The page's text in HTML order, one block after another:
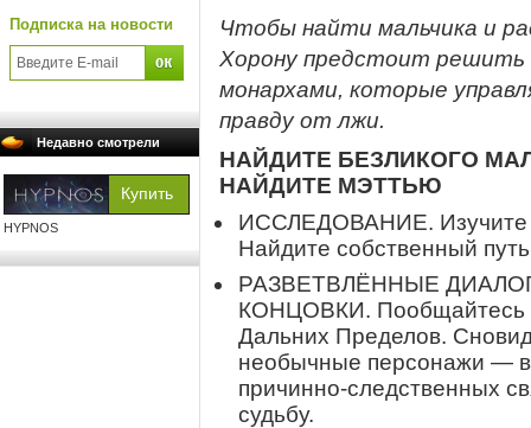
Подписка на новости
Недавно смотрели
HYPNOS
Чтобы найти мальчика и
Хорону предстоит решить
монархами, которые
правду от лжи.
НАЙДИТЕ БЕЗЛИКОГО
НАЙДИТЕ МЭТТЬЮ
ИССЛЕДОВАНИЕ. Изучите
Найдите собственный
РАЗВЕТВЛЁННЫЕ
КОНЦОВКИ. Пообщайтесь
Дальних Пределов.
необычные персонажи —
причинно-следственных
судьбу.